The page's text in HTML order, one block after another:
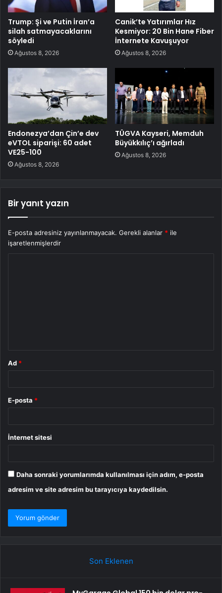
Trump: Şi ve Putin İran’a
silah satmayacaklarını
söyledi
Ağustos 8, 2026
Canik’te Yatırımlar Hız
Kesmiyor: 20 Bin Hane Fiber
İnternete Kavuşuyor
Ağustos 8, 2026
Endonezya’dan Çin’e dev
eVTOL siparişi: 60 adet
VE25-100
Ağustos 8, 2026
TÜGVA Kayseri, Memduh
Büyükkılıç’ı ağırladı
Ağustos 8, 2026
Bir yanıt yazın
E-posta adresiniz yayınlanmayacak. Gerekli alanlar * ile
işaretlenmişlerdir
Ad *
E-posta *
İnternet sitesi
Daha sonraki yorumlarımda kullanılması için adım, e-posta
adresim ve site adresim bu tarayıcıya kaydedilsin.
Son Eklenen